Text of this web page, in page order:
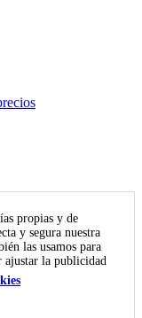
propias y de
y segura nuestra
las usamos para
ajustar la publicidad